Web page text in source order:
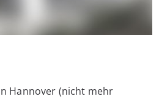
Hannover (nicht mehr